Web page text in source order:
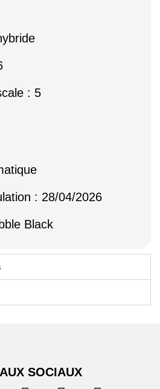
: 5
: 28/04/2026
Black
SOCIAUX